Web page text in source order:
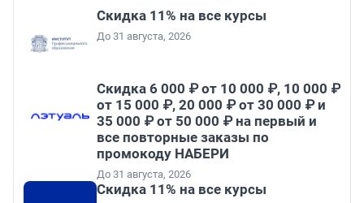
Скидка 11% на все курсы
До 31 августа, 2026
Скидка 6 000 ₽ от 10 000 ₽, 10 000 ₽
от 15 000 ₽, 20 000 ₽ от 30 000 ₽ и
35 000 ₽ от 50 000 ₽ на первый и
все повторные заказы по
промокоду НАБЕРИ
До 31 августа, 2026
Скидка 11% на все курсы